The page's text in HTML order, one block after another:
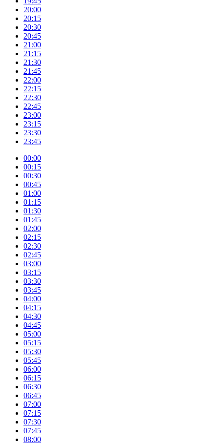
20:00
20:15
20:30
20:45
21:00
21:15
21:30
21:45
22:00
22:15
22:30
22:45
23:00
23:15
23:30
23:45
00:00
00:15
00:30
00:45
01:00
01:15
01:30
01:45
02:00
02:15
02:30
02:45
03:00
03:15
03:30
03:45
04:00
04:15
04:30
04:45
05:00
05:15
05:30
05:45
06:00
06:15
06:30
06:45
07:00
07:15
07:30
07:45
08:00